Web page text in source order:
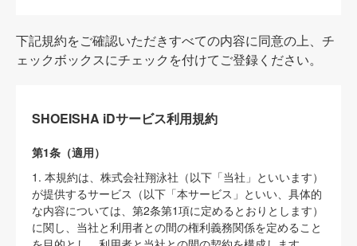
下記規約をご確認いただきすべての内容に同意の上、チ
ェックボックスにチェックを付けてご登録ください。
SHOEISHA iDサービス利用規約
第1条（適用）
1. 本規約は、株式会社翔泳社（以下「当社」といいます）
が提供するサービス（以下「本サービス」といい、具体的
な内容については、第2条第1項に定めるとおりとします）
に関し、当社と利用者との間の権利義務関係を定めること